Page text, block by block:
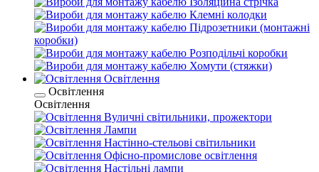
Клемні колодки
Підрозетники (монтажні
коробки)
Розподільчі коробки
Хомути (стяжки)
Освітлення
Освітлення
Освітлення
Вуличні світильники, прожектори
Лампи
Настінно-стельові світильники
Офісно-промислове освітлення
Настільні лампи